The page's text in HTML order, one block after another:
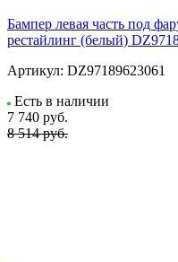
Бампер левая часть под
рестайлинг (белый)
Артикул: DZ97189623061
Есть в наличии
7 740 руб.
8 514 руб.